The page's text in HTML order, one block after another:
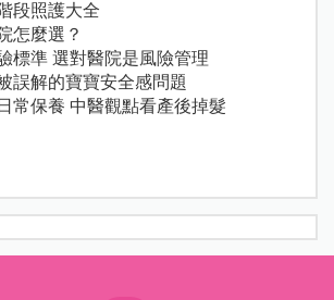
段照護大全
怎麼選？
標準 選對醫院是風險管理
誤解的寶寶安全感問題
常保養 中醫觀點看產後掉髮